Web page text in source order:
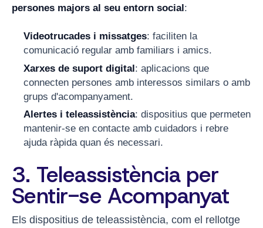
persones majors al seu entorn social:
Videotrucades i missatges: faciliten la
comunicació regular amb familiars i amics.
Xarxes de suport digital: aplicacions que
connecten persones amb interessos similars o amb
grups d'acompanyament.
Alertes i teleassistència: dispositius que permeten
mantenir-se en contacte amb cuidadors i rebre
ajuda ràpida quan és necessari.
3. Teleassistència per
Sentir-se Acompanyat
Els dispositius de teleassistència, com el rellotge